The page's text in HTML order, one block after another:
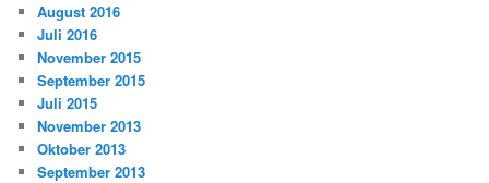
August 2016
Juli 2016
November 2015
September 2015
Juli 2015
November 2013
Oktober 2013
September 2013